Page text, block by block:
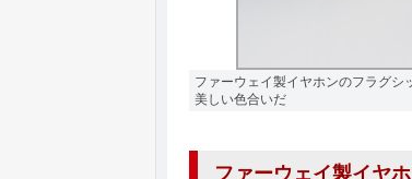
ファーウェイ製イヤホンのフラグ
美しい色合いだ
ファーウェイ製イヤ